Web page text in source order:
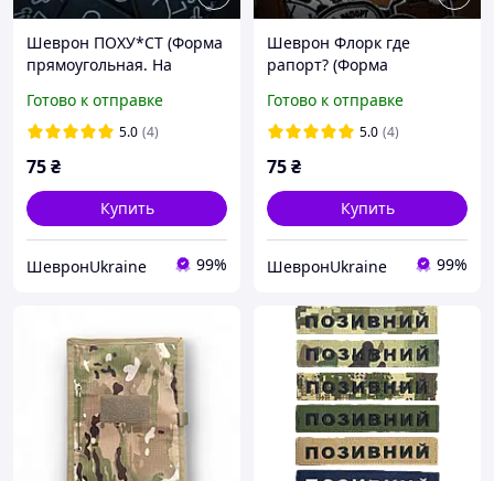
Шеврон ПОХУ*СТ (Форма
прямоугольная. На
Готово к отправке
5.0 (4)
75₴
Купить
ШевронUkraine 99%
Шеврон Флорк где
рапорт? (Форма
Размер 9x8см
Готово к отправке
5.0 (4)
75₴
Купить
ШевронUkraine 99%